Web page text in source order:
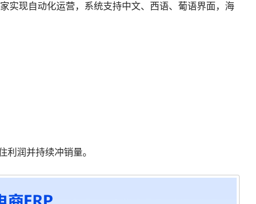
实现自动化运营，系统支持中文、西语、葡语界面，海
利润并持续冲销量。